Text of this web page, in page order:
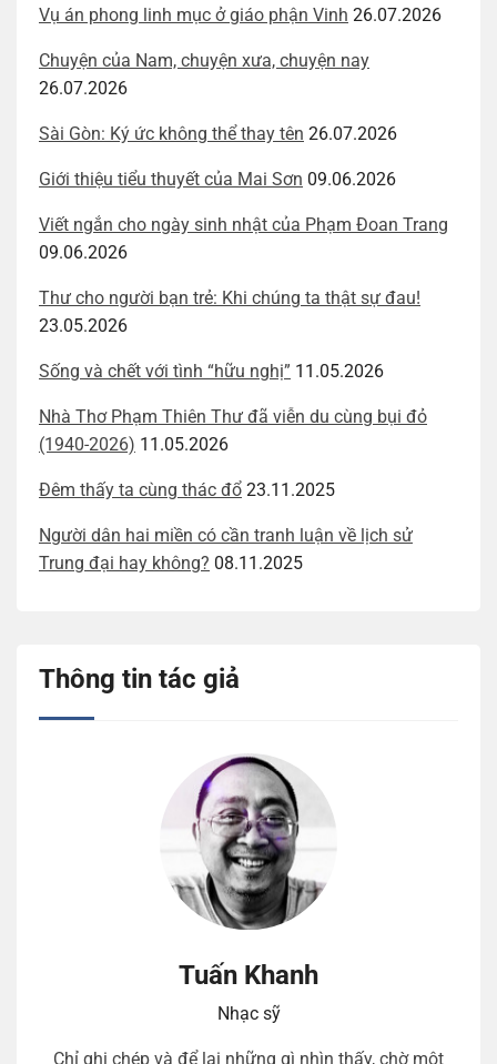
Vụ án phong linh mục ở giáo phận Vinh 26.07.2026
Chuyện của Nam, chuyện xưa, chuyện nay
26.07.2026
Sài Gòn: Ký ức không thể thay tên 26.07.2026
Giới thiệu tiểu thuyết của Mai Sơn 09.06.2026
Viết ngắn cho ngày sinh nhật của Phạm Đoan Trang
09.06.2026
Thư cho người bạn trẻ: Khi chúng ta thật sự đau!
23.05.2026
Sống và chết với tình “hữu nghị” 11.05.2026
Nhà Thơ Phạm Thiên Thư đã viễn du cùng bụi đỏ
(1940-2026) 11.05.2026
Đêm thấy ta cùng thác đổ 23.11.2025
Người dân hai miền có cần tranh luận về lịch sử
Trung đại hay không? 08.11.2025
Thông tin tác giả
Tuấn Khanh
Nhạc sỹ
Chỉ ghi chép và để lại những gì nhìn thấy, chờ một